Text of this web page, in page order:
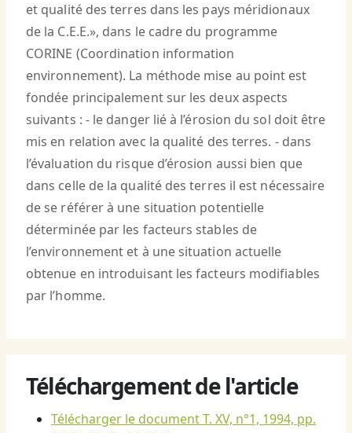
et qualité des terres dans les pays méridionaux
de la C.E.E.», dans le cadre du programme
CORINE (Coordination information
environnement). La méthode mise au point est
fondée principalement sur les deux aspects
suivants : - le danger lié à l’érosion du sol doit être
mis en relation avec la qualité des terres. - dans
l’évaluation du risque d’érosion aussi bien que
dans celle de la qualité des terres il est nécessaire
de se référer à une situation potentielle
déterminée par les facteurs stables de
l’environnement et à une situation actuelle
obtenue en introduisant les facteurs modifiables
par l’homme.
Téléchargement de l'article
Télécharger le document T. XV, n°1, 1994, pp.